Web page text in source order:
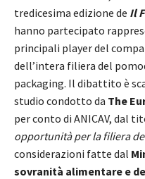
tredicesima edizione de Il
hanno partecipato
principali player del
dell’intera filiera del
packaging. Il dibattito è
studio condotto da The
per conto di ANICAV, dal
opportunità per la filiera
considerazioni fatte dal
sovranità alimentare e